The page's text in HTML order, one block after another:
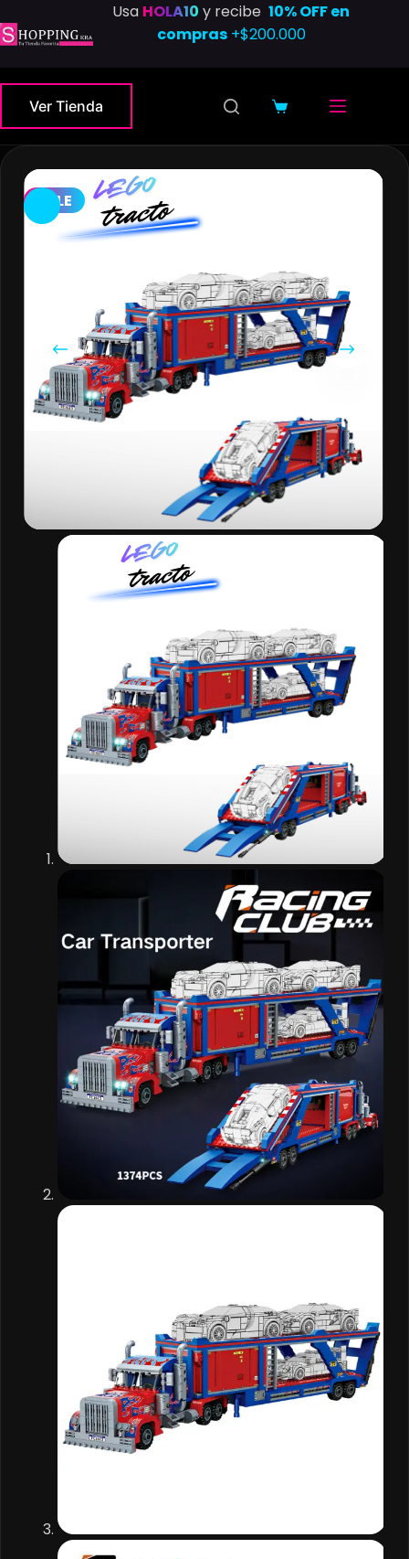
al
Usa HOLA10 y recibe10% OFF en
compras+$200.000
Ver Tienda
Carro
SALE